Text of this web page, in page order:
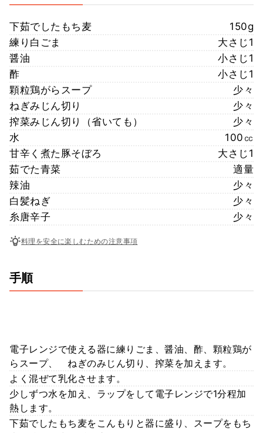
下茹でしたもち麦
150g
練り白ごま
大さじ1
醤油
小さじ1
酢
小さじ1
顆粒鶏がらスープ
少々
ねぎみじん切り
少々
搾菜みじん切り（省いても）
少々
水
100㏄
甘辛く煮た豚そぼろ
大さじ1
茹でた青菜
適量
辣油
少々
白髪ねぎ
少々
糸唐辛子
少々
料理を安全に楽しむための注意事項
手順
電子レンジで使える器に練りごま、醤油、酢、顆粒鶏が
らスープ、 ねぎのみじん切り、搾菜を加えます。
よく混ぜて乳化させます。
少しずつ水を加え、ラップをして電子レンジで1分程加
熱します。
下茹でしたもち麦をこんもりと器に盛り、スープをもち